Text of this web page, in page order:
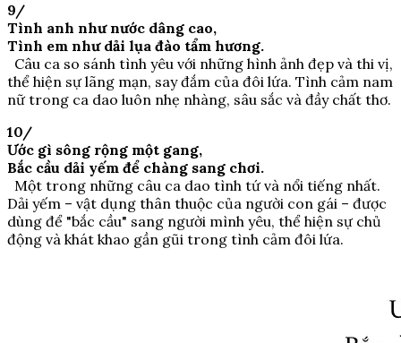
9/
Tình anh như nước dâng cao,
Tình em như dải lụa đào tẩm hương.
Câu ca so sánh tình yêu với những hình ảnh đẹp và thi vị,
thể hiện sự lãng mạn, say đắm của đôi lứa. Tình cảm nam
nữ trong ca dao luôn nhẹ nhàng, sâu sắc và đầy chất thơ.
10/
Ước gì sông rộng một gang,
Bắc cầu dải yếm để chàng sang chơi.
Một trong những câu ca dao tình tứ và nổi tiếng nhất.
Dải yếm – vật dụng thân thuộc của người con gái – được
dùng để "bắc cầu" sang người mình yêu, thể hiện sự chủ
động và khát khao gần gũi trong tình cảm đôi lứa.